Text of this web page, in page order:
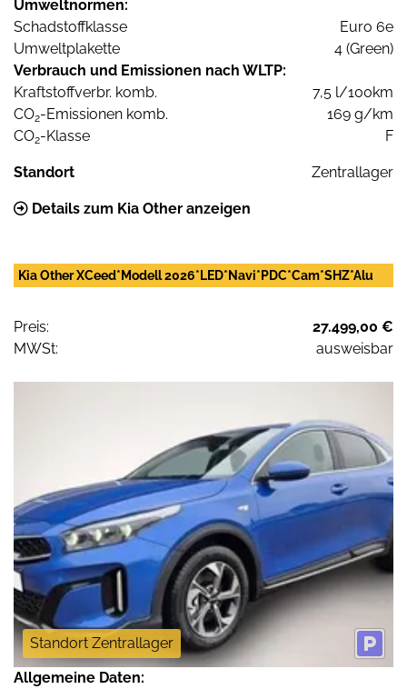
Umweltnormen:
Schadstoffklasse
Euro 6e
Umweltplakette
4 (Green)
Verbrauch und Emissionen nach WLTP:
Kraftstoffverbr. komb.
7,5 l/100km
CO2-Emissionen komb.
169 g/km
CO2-Klasse F
Standort Zentrallager
Details zum Kia Other anzeigen
Kia Other XCeed*Modell 2026*LED*Navi*PDC*Cam*SHZ*Alu
Preis:
27.499,00 €
MWSt:
ausweisbar
Standort Zentrallager
Allgemeine Daten: